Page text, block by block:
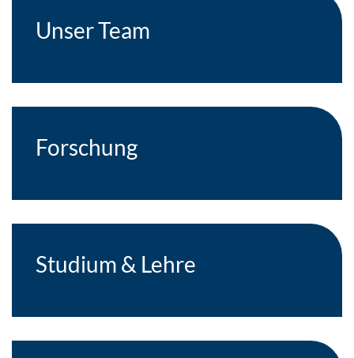
Unser Team
Forschung
Studium & Lehre